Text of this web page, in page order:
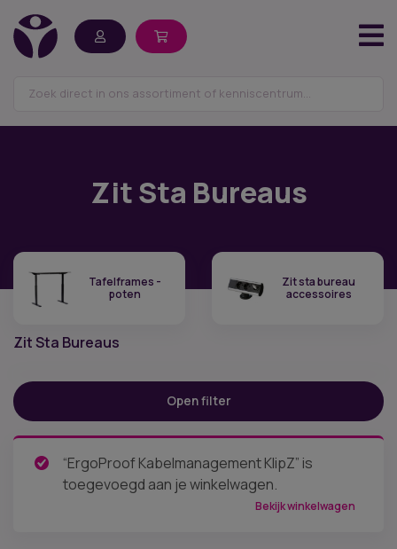
Zit Sta Bureaus
Tafelframes -
poten
Zit sta bureau
accessoires
Zit Sta Bureaus
Prijs:€ 7—€ 1.699
Categorieën
Tafelframes - poten (7)
Open filter
“ErgoProof Kabelmanagement KlipZ” is
toegevoegd aan je winkelwagen.
Bekijk winkelwagen